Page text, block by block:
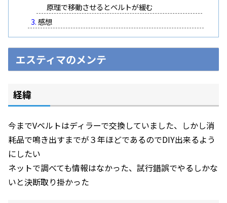
原理で移動させるとベルトが緩む
感想
エスティマのメンテ
経緯
今までVベルトはディラーで交換していました、しかし消
耗品で鳴き出すまでが３年ほどであるのでDIY出来るよう
にしたい
ネットで調べても情報はなかった、試行錯誤でやるしかな
いと決断取り掛かった